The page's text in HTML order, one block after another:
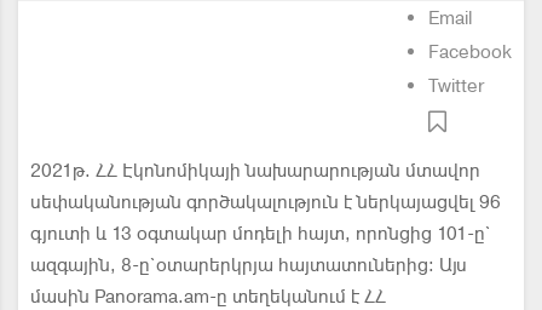
Email
Facebook
Twitter
2021թ. ՀՀ Էկոնոմիկայի նախարարության մտավոր
սեփականության գործակալություն է ներկայացվել 96
գյուտի և 13 օգտակար մոդելի հայտ, որոնցից 101-ը`
ազգային, 8-ը`օտարերկրյա հայտատուներից: Այս
մասին Panorama.am-ը տեղեկանում է ՀՀ